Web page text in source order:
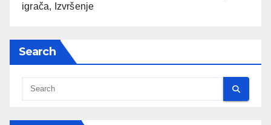
igrača, Izvršenje
Search